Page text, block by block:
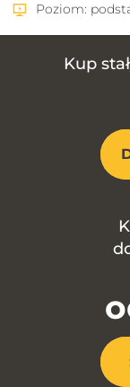
Poziom:
Kup